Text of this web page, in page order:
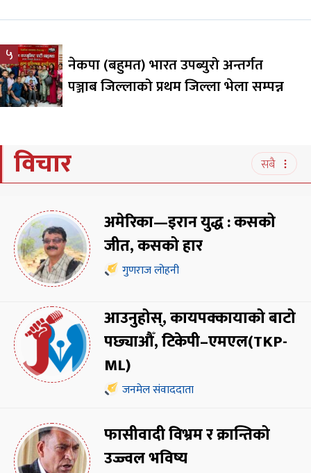
५
नेकपा (बहुमत) भारत उपब्युरो अन्तर्गत
पञ्जाब जिल्लाको प्रथम जिल्ला भेला सम्पन्न
विचार सबै
अमेरिका—इरान युद्ध : कसको
जीत, कसको हार
गुणराज लोहनी
आउनुहोस्, कायपक्कायाको बाटो
पछ्याऔँ, टिकेपी–एमएल(TKP-
ML)
जनमेल संवाददाता
फासीवादी विभ्रम र क्रान्तिको
उज्ज्वल भविष्य